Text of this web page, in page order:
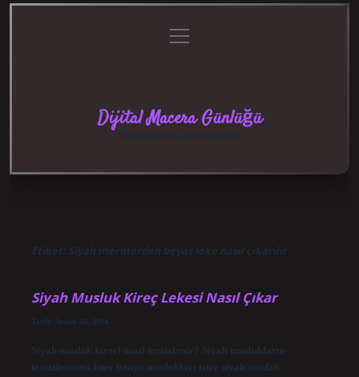
menüyü
aç
Dijital Macera Günlüğü
Etiket: Siyah mermerden beyaz leke nasıl çıkarılır
Siyah Musluk Kireç Lekesi Nasıl Çıkar
Tarih: Aralık 28, 2024
Siyah musluk kireci nasıl temizlenir? Siyah muslukların
temizlenmesi İster banyo muslukları ister siyah mutfak